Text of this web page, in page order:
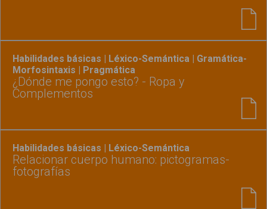
Habilidades básicas | Léxico-Semántica | Gramática-
Morfosintaxis | Pragmática
¿Dónde me pongo esto? - Ropa y
Complementos
Habilidades básicas | Léxico-Semántica
Relacionar cuerpo humano: pictogramas-
fotografías